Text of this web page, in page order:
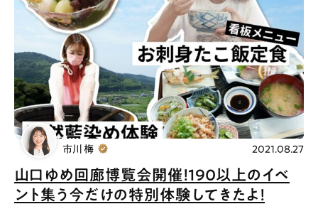
山口ゆめ回廊博覧会開催！190以上のイベ
ント集う今だけの特別体験してきたよ！
市川 梅 2021.08.27